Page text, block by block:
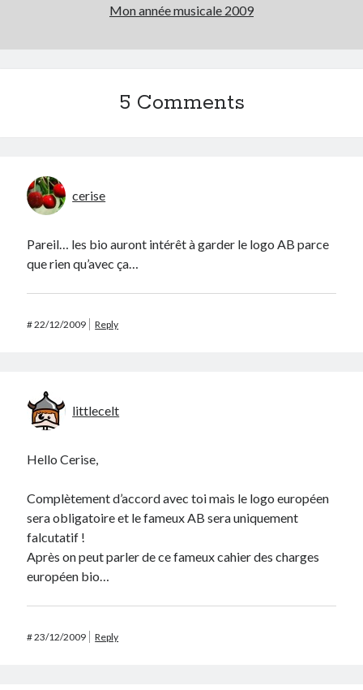
Tavukoi
Vidéos
Mon année musicale 2009
5 Comments
cerise
Pareil… les bio auront intérêt à garder le logo AB parce
que rien qu’avec ça…
#22/12/2009 Reply
littlecelt
Hello Cerise,
Complètement d’accord avec toi mais le logo européen
sera obligatoire et le fameux AB sera uniquement
falcutatif !
Après on peut parler de ce fameux cahier des charges
européen bio…
#23/12/2009 Reply